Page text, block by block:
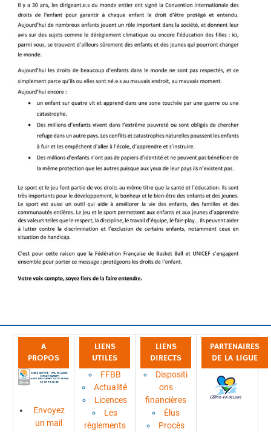
A
PROPOS
Envoyez
un mail
LIENS
UTILES
FFBB
Actualité
Licences
Les
règlements
LIENS
DIRECTS
Dispositi
ons
financières
Élus
Procès
PARTENAIRES
DE LA LIGUE